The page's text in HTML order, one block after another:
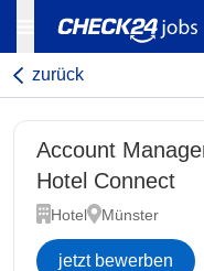
zurück
Account
Hotel Connect
Hotel Münster
jetzt bewerben